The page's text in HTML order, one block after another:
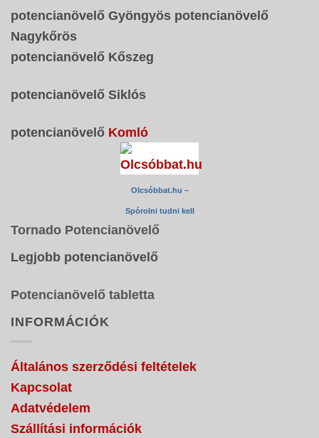
potencianövelő Gyöngyös potencianövelő
Nagykőrös
potencianövelő Kőszeg
potencianövelő Siklós
potencianövelő Komló
Olcsóbbat.hu –
Spórolni tudni kell
Tornado Potencianövelő
Legjobb potencianövelő
Potencianövelő tabletta
INFORMÁCIÓK
Általános szerződési feltételek
Kapcsolat
Adatvédelem
Szállítási információk